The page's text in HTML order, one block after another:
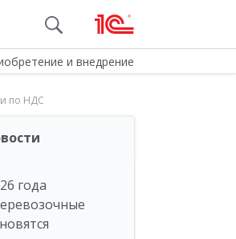
и внедрение
по НДС
года